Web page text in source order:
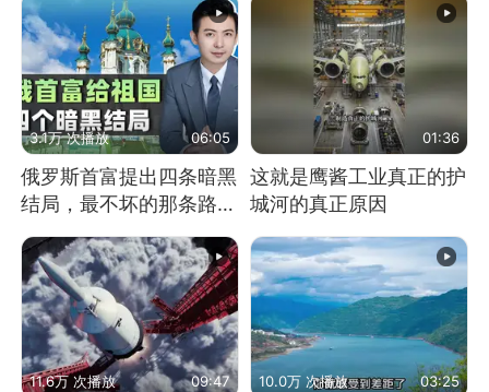
3.1万 次播放 06:05
俄罗斯首富提出四条暗黑
结局，最不坏的那条路是
01:36
这就是鹰酱工业真正的护
城河的真正原因
11.6万 次播放 09:47 10.0万 次播放 03:25